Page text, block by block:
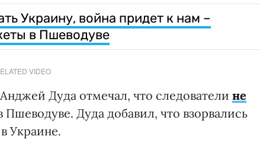
Украину, война придет к нам –
в Пшеводуве
VIDEO
Дуда отмечал, что следователи не
Пшеводуве. Дуда добавил, что взорвались
Украине.